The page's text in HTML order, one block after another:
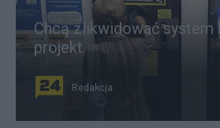
Chcą zlikwidować system
projekt
Redakcja